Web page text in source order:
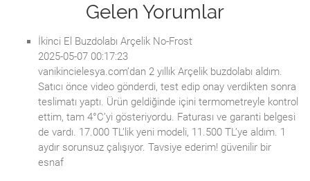
Gelen Yorumlar
İkinci El Buzdolabı Arçelik No-Frost
2025-05-07 00:17:23
vanikincielesya.com’dan 2 yıllık Arçelik buzdolabı aldım.
Satıcı önce video gönderdi, test edip onay verdikten sonra
teslimatı yaptı. Ürün geldiğinde içini termometreyle kontrol
ettim, tam 4°C’yi gösteriyordu. Faturası ve garanti belgesi
de vardı. 17.000 TL’lik yeni modeli, 11.500 TL’ye aldım. 1
aydır sorunsuz çalışıyor. Tavsiye ederim! güvenilir bir
esnaf